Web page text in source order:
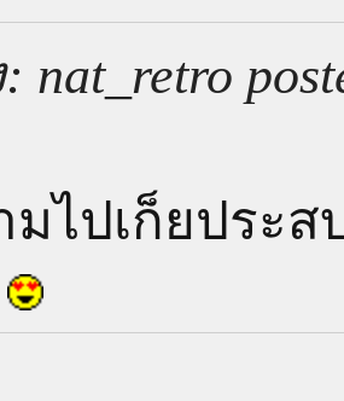
nat_retro
มไปเก็ยประ